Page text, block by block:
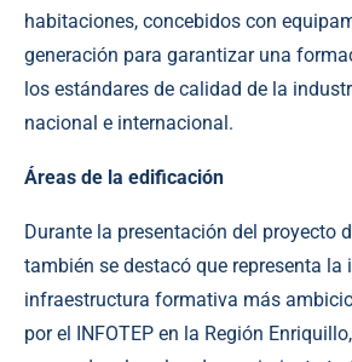
habitaciones, concebidos con
generación para garantizar una
los estándares de calidad de la
nacional e internacional.
Áreas de la edificación
Durante la presentación del proyecto
también se destacó que representa la
infraestructura formativa más
por el INFOTEP en la Región